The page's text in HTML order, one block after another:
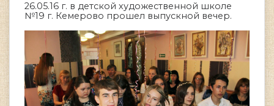
26.05.16 г. в детской художественной школе
№19 г. Кемерово прошел выпускной вечер.